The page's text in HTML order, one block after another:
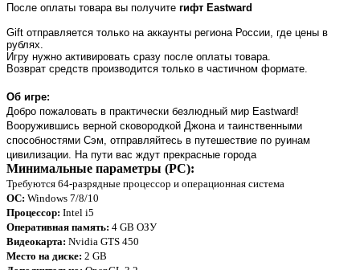
После оплаты товара вы получите гифт Eastward
Gift отправляется только на аккаунты региона России, где цены в
рублях.
Игру нужно активировать сразу после оплаты товара.
Возврат средств производится только в частичном формате.
Об игре:
Добро пожаловать в практически безлюдный мир Eastward!
Вооружившись верной сковородкой Джона и таинственными
способностями Сэм, отправляйтесь в путешествие по руинам
цивилизации. На пути вас ждут прекрасные города
Минимальные параметры (PC):
Требуются 64-разрядные процессор и операционная система
ОС: Windows 7/8/10
Процессор: Intel i5
Оперативная память: 4 GB ОЗУ
Видеокарта: Nvidia GTS 450
Место на диске: 2 GB